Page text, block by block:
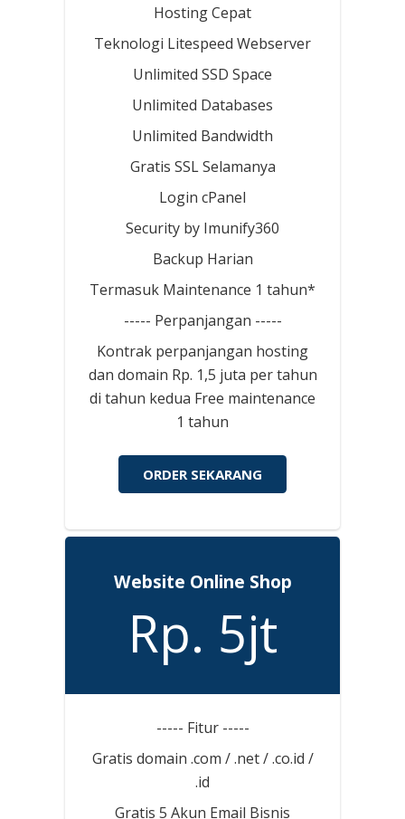
Hosting Cepat
Teknologi Litespeed Webserver
Unlimited SSD Space
Unlimited Databases
Unlimited Bandwidth
Gratis SSL Selamanya
Login cPanel
Security by Imunify360
Backup Harian
Termasuk Maintenance 1 tahun*
----- Perpanjangan -----
Kontrak perpanjangan hosting
dan domain Rp. 1,5 juta per tahun
di tahun kedua Free maintenance
1 tahun
ORDER SEKARANG
Website Online Shop
Rp. 5jt
----- Fitur -----
Gratis domain .com / .net / .co.id /
.id
Gratis 5 Akun Email Bisnis